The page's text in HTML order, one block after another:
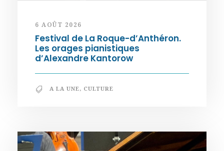
6 AOÛT 2026
Festival de La Roque-d’Anthéron.
Les orages pianistiques
d’Alexandre Kantorow
A LA UNE, CULTURE